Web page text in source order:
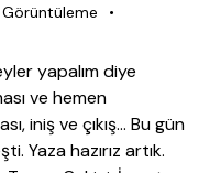
Görüntüleme
yapalım diye
ve hemen
iniş ve çıkış… Bu gün
Yaza hazırız artık.